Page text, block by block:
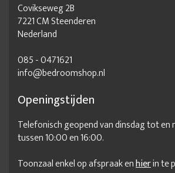
Covikseweg 2B
7221 CM Steenderen
Nederland
085 - 0471621
info@bedroomshop.nl
Openingstijden
Telefonisch geopend van dinsdag tot
tussen 10:00 en 16:00.
Toonzaal enkel op afspraak enhierin te